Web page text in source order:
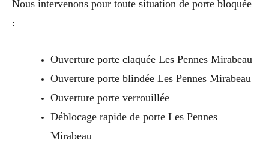
Nous intervenons pour toute situation de porte bloquée
:
Ouverture porte claquée Les Pennes Mirabeau
Ouverture porte blindée Les Pennes Mirabeau
Ouverture porte verrouillée
Déblocage rapide de porte Les Pennes
Mirabeau